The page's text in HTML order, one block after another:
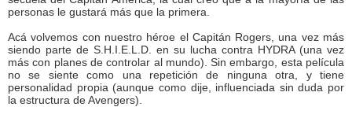
personas le gustará más que la primera.
Acá volvemos con nuestro héroe el Capitán Rogers, una vez más
siendo parte de S.H.I.E.L.D. en su lucha contra HYDRA (una vez
más con planes de controlar al mundo). Sin embargo, esta película
no se siente como una repetición de ninguna otra, y tiene
personalidad propia (aunque como dije, influenciada sin duda por
la estructura de Avengers).